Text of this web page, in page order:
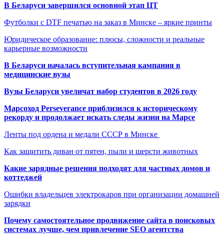
В Беларуси завершился основной этап ЦТ
Футболки с DTF печатью на заказ в Минске – яркие принты
Юридическое образование: плюсы, сложности и реальные
карьерные возможности
В Беларуси началась вступительная кампания в
медицинские вузы
Вузы Беларуси увеличат набор студентов в 2026 году
Марсоход Perseverance приблизился к историческому
рекорду и продолжает искать следы жизни на Марсе
Ленты под ордена и медали СССР в Минске
Как защитить диван от пятен, пыли и шерсти животных
Какие зарядные решения подходят для частных домов и
коттеджей
Ошибки владельцев электрокаров при организации домашней
зарядки
Почему самостоятельное продвижение сайта в поисковых
системах лучше, чем привлечение SEO агентства